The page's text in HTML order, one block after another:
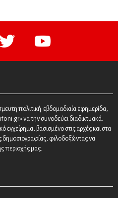
twitter youtube
πολιτική εβδομαδιαία εφημερίδα,
να την συνοδεύει διαδικτυακά.
εγχείρημα, βασισμένο στις αρχές και στα
δημοσιογραφίας, φιλοδοξώντας να
περιοχής μας.